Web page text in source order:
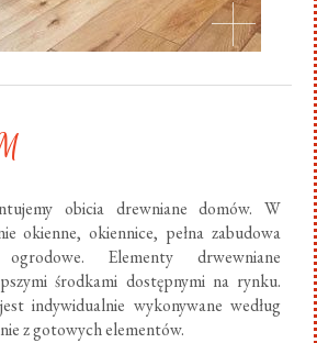
obicia drewniane domów. W
okienne, okiennice, pełna zabudowa
Elementy drwewniane
środkami dostępnymi na rynku.
indywidualnie wykonywane według
z gotowych elementów.